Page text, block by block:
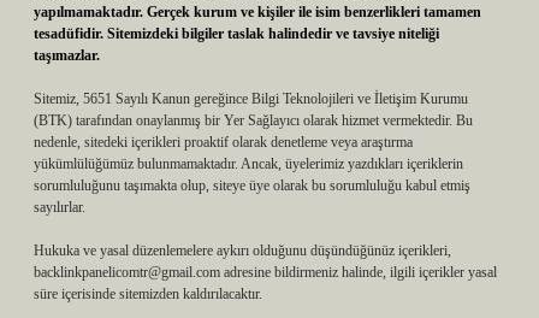
yapılmamaktadır. Gerçek kurum ve kişiler ile isim benzerlikleri tamamen
tesadüfidir. Sitemizdeki bilgiler taslak halindedir ve tavsiye niteliği
taşımazlar.
Sitemiz, 5651 Sayılı Kanun gereğince Bilgi Teknolojileri ve İletişim Kurumu
(BTK) tarafından onaylanmış bir Yer Sağlayıcı olarak hizmet vermektedir. Bu
nedenle, sitedeki içerikleri proaktif olarak denetleme veya araştırma
yükümlülüğümüz bulunmamaktadır. Ancak, üyelerimiz yazdıkları içeriklerin
sorumluluğunu taşımakta olup, siteye üye olarak bu sorumluluğu kabul etmiş
sayılırlar.
Hukuka ve yasal düzenlemelere aykırı olduğunu düşündüğünüz içerikleri,
backlinkpanelicomtr@gmail.com adresine bildirmeniz halinde, ilgili içerikler yasal
süre içerisinde sitemizden kaldırılacaktır.